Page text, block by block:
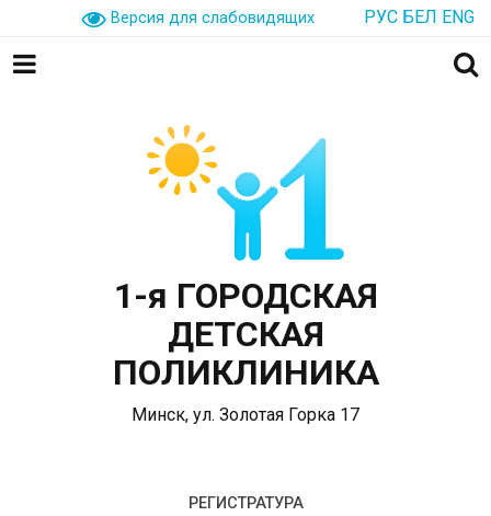
Версия для слабовидящих РУС БЕЛ ENG
1-я ГОРОДСКАЯ
ДЕТСКАЯ
ПОЛИКЛИНИКА
Минск, ул. Золотая Горка 17
РЕГИСТРАТУРА